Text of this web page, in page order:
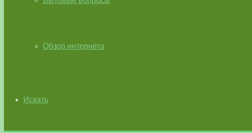
Обзор интернета
Искать